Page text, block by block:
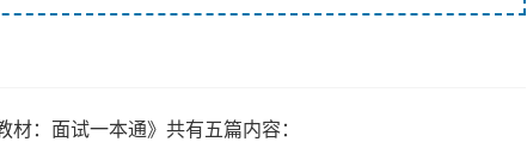
材：面试一本通》共有五篇内容：